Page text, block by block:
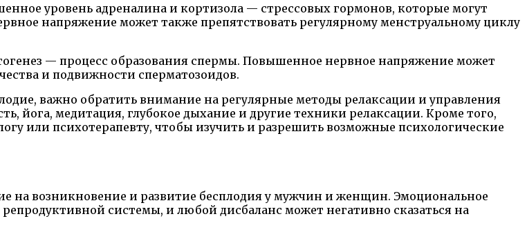
уровень адреналина и кортизола — стрессовых гормонов, которые могут
напряжение может также препятствовать регулярному менструальному циклу
— процесс образования спермы. Повышенное нервное напряжение может
и подвижности сперматозоидов.
важно обратить внимание на регулярные методы релаксации и управления
йога, медитация, глубокое дыхание и другие техники релаксации. Кроме того,
или психотерапевту, чтобы изучить и разрешить возможные психологические
на возникновение и развитие бесплодия у мужчин и женщин. Эмоциональное
системы, и любой дисбаланс может негативно сказаться на